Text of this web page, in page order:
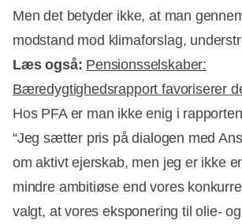
Men det betyder ikke, at man
modstand mod klimaforslag,
Læs også: Pensionsselskaber:
Bæredygtighedsrapport favoriserer
Hos PFA er man ikke enig i
“Jeg sætter pris på dialogen med
om aktivt ejerskab, men jeg er ikke
mindre ambitiøse end vores
valgt, at vores eksponering til olie-